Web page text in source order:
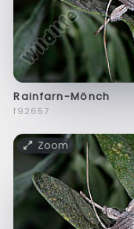
Rainfarn-Mönch
f92657
Zoom